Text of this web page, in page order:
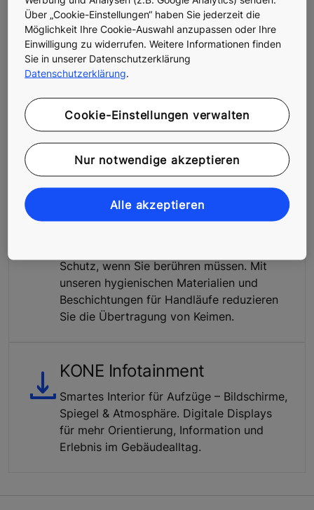
KONE Elevator AirPurifier -
Sauberere und frische Luft in
der Aufzugkabine
Der KONE Elevator AirPurifier sorgt für
sauberere und frische Luft in der
Aufzugkabine.
Hygienische Oberflächen &
Antimikrobielle
Schutz, wenn Sie berühren müssen. Mit
unseren hygienischen Materialien und
Beschichtungen für Handläufe reduzieren
Sie die Übertragung von Keimen.
KONE Infotainment
Smartes Interior für Aufzüge – Bildschirme,
Spiegel & Atmosphäre. Digitale Displays
für mehr Orientierung, Information und
Erlebnis im Gebäudealltag.
Über „Cookie-Einstellungen“ haben Sie jederzeit die
Möglichkeit Ihre Cookie-Auswahl anzupassen oder Ihre
Einwilligung zu widerrufen. Weitere Informationen finden
Sie in unserer Datenschutzerklärung
Datenschutzerklärung
Cookie-Einstellungen verwalten
Nur notwendige akzeptieren
Alle akzeptieren